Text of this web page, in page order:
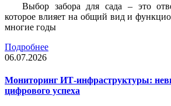
Выбор забора для сада – это
которое влияет на общий вид и
многие годы
Подробнее
06.07.2026
Мониторинг ИТ-инфраструктуры:
цифрового успеха